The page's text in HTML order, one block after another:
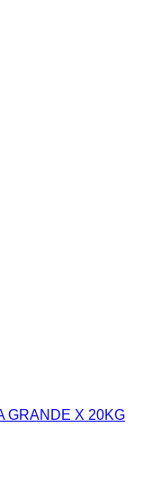
GRANDE X 20KG